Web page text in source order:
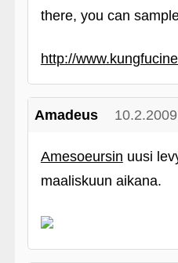
there, you can
http://
Amadeus
Amesoeursin uusi
maaliskuun aikana.